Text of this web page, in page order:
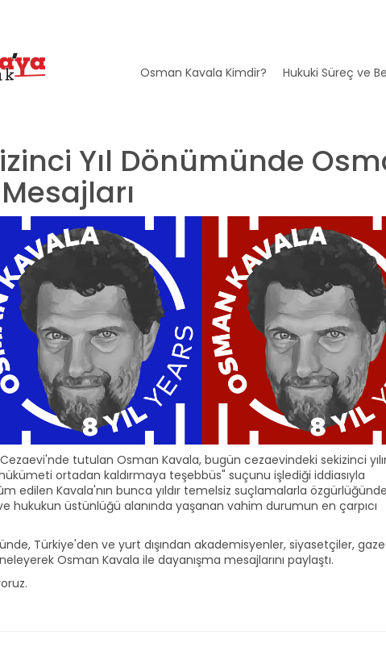
Osman Kavala Kimdir? Hukuki Süreç ve
Yıl Dönümünde
tutulan Osman Kavala, bugün cezaevindeki sekizinci
ortadan kaldırmaya teşebbüs" suçunu işlediği iddiasıyla
edilen Kavala'nın bunca yıldır temelsiz suçlamalarla
hukukun üstünlüğü alanında yaşanan vahim durumun en çarpıcı
Türkiye'den ve yurt dışından akademisyenler, siyasetçiler,
Osman Kavala ile dayanışma mesajlarını paylaştı.